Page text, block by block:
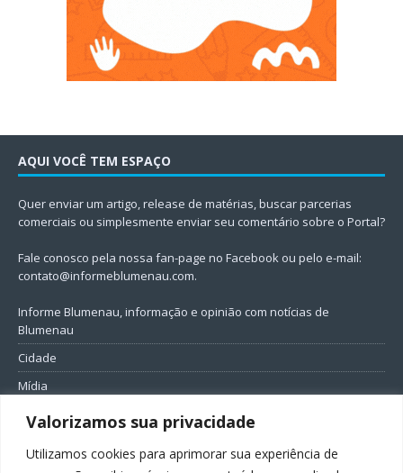
Valorizamos sua privacidade
Utilizamos cookies para aprimorar sua experiência de
AQUI VOCÊ TEM ESPAÇO
Quer enviar um artigo, release de matérias, buscar parcerias
comerciais ou simplesmente enviar seu comentário sobre o Portal?
Fale conosco pela nossa fan-page no Facebook ou pelo e-mail:
contato@informeblumenau.com.
Informe Blumenau, informação e opinião com notícias de
Blumenau
Cidade
Mídia
Entretenimento